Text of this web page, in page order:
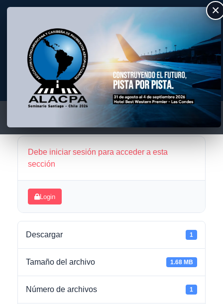
×
Debe iniciar sesión para acceder a esta
sección
Login
Descargar 1
Tamaño del archivo 1.68 MB
Número de archivos 1